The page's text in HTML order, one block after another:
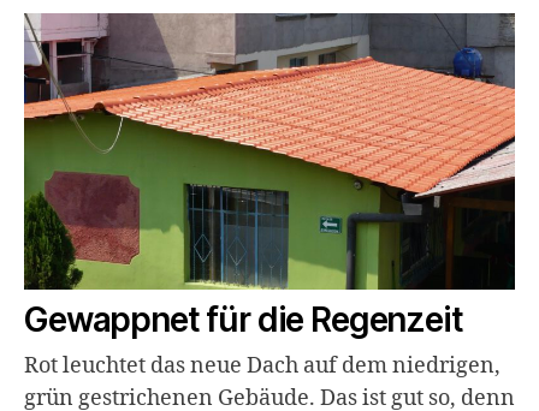
Gewappnet für die Regenzeit
Rot leuchtet das neue Dach auf dem niedrigen,
grün gestrichenen Gebäude. Das ist gut so, denn